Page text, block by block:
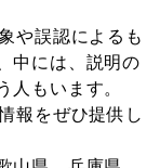
や誤認によるも
中には、説明の
人もいます。
報をぜひ提供し